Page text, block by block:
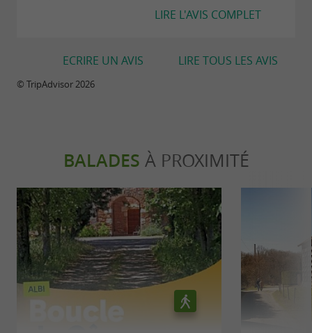
LIRE L'AVIS COMPLET
LIRE TOUS LES AVIS
ECRIRE UN AVIS
© TripAdvisor 2026
BALADES À PROXIMITÉ